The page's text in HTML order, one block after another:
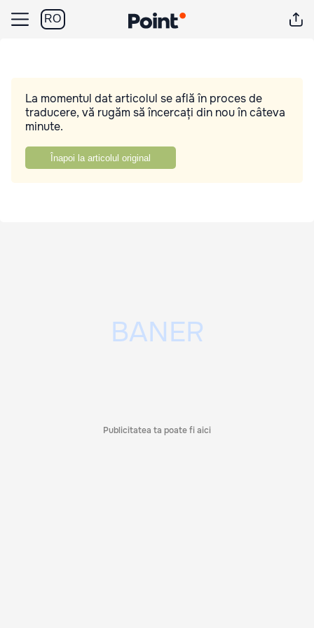
RO
La momentul dat articolul se află în proces de
traducere, vă rugăm să încercați din nou în câteva
minute.
Înapoi la articolul original
Publicitatea ta poate fi aici